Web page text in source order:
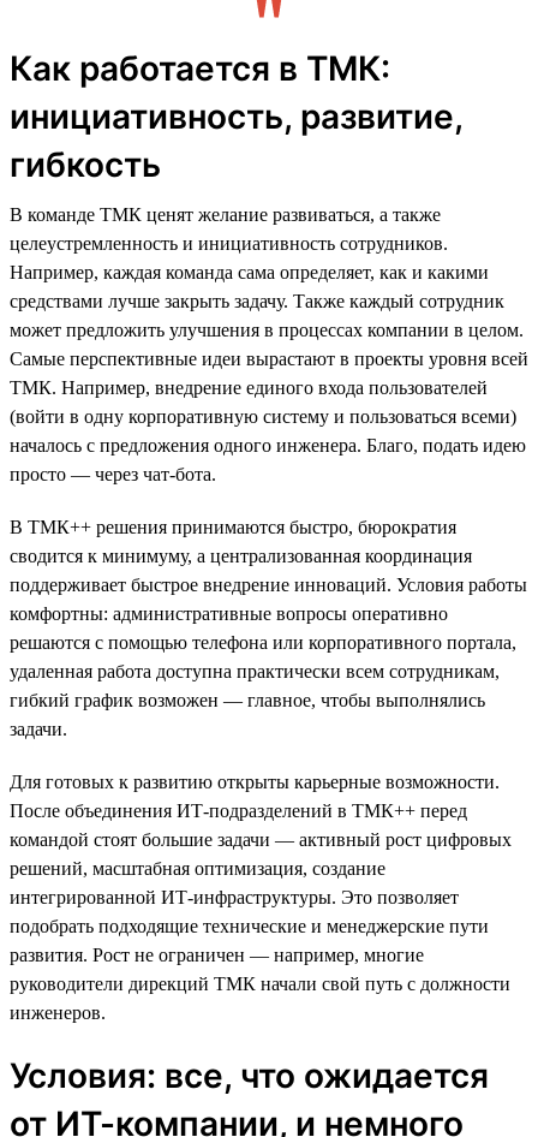
Как работается в ТМК:
инициативность, развитие,
гибкость
В команде ТМК ценят желание развиваться, а также
целеустремленность и инициативность сотрудников.
Например, каждая команда сама определяет, как и какими
средствами лучше закрыть задачу. Также каждый сотрудник
может предложить улучшения в процессах компании в целом.
Самые перспективные идеи вырастают в проекты уровня всей
ТМК. Например, внедрение единого входа пользователей
(войти в одну корпоративную систему и пользоваться всеми)
началось с предложения одного инженера. Благо, подать идею
просто — через чат-бота.
В ТМК++ решения принимаются быстро, бюрократия
сводится к минимуму, а централизованная координация
поддерживает быстрое внедрение инноваций. Условия работы
комфортны: административные вопросы оперативно
решаются с помощью телефона или корпоративного портала,
удаленная работа доступна практически всем сотрудникам,
гибкий график возможен — главное, чтобы выполнялись
задачи.
Для готовых к развитию открыты карьерные возможности.
После объединения ИТ-подразделений в ТМК++ перед
командой стоят большие задачи — активный рост цифровых
решений, масштабная оптимизация, создание
интегрированной ИТ-инфраструктуры. Это позволяет
подобрать подходящие технические и менеджерские пути
развития. Рост не ограничен — например, многие
руководители дирекций ТМК начали свой путь с должности
инженеров.
Условия: все, что ожидается
от ИТ-компании, и немного